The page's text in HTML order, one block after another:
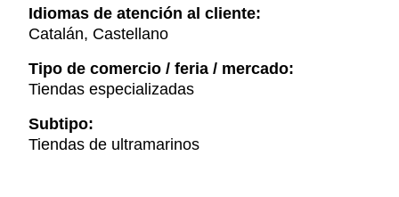
Idiomas de atención al cliente:
Catalán, Castellano
Tipo de comercio / feria / mercado:
Tiendas especializadas
Subtipo:
Tiendas de ultramarinos